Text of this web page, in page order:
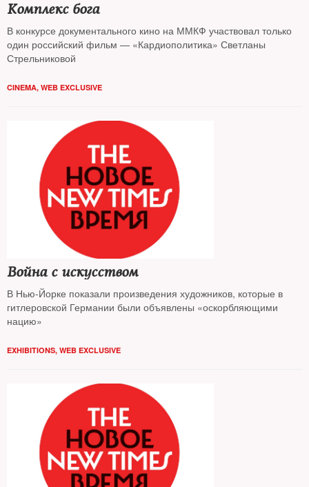
Комплекс бога
В конкурсе документального кино на ММКФ участвовал только
один российский фильм — «Кардиополитика» Светланы
Стрельниковой
CINEMA, WEB EXCLUSIVE
Война с искусством
В Нью-Йорке показали произведения художников, которые в
гитлеровской Германии были объявлены «оскорбляющими
нацию»
EXHIBITIONS, WEB EXCLUSIVE